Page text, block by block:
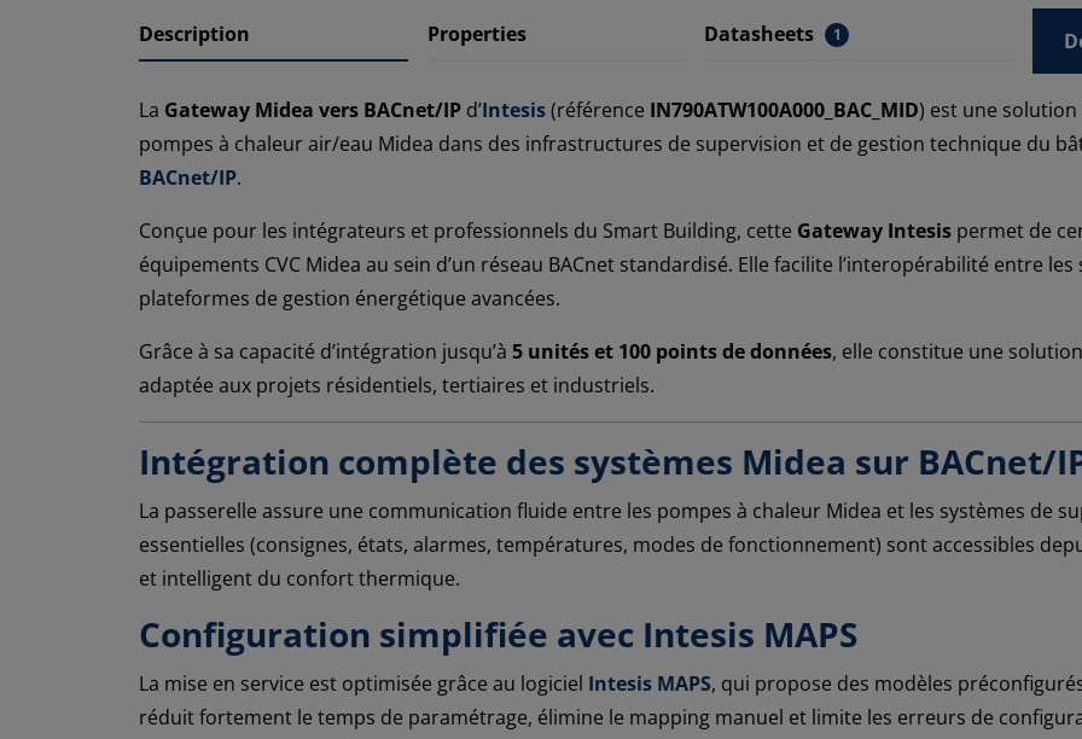
Description Properties Datasheets 1
La Gateway Midea vers BACnet/IP d’Intesis(référence IN790ATW100A000_BAC_MID) est une solution
pompes à chaleur air/eau Midea dans des infrastructures de supervision et de gestion technique du
BACnet/IP.
Conçue pour les intégrateurs et professionnels du Smart Building, cette Gateway Intesis permet de
équipements CVC Midea au sein d’un réseau BACnet standardisé. Elle facilite l’interopérabilité entre
plateformes de gestion énergétique avancées.
Grâce à sa capacité d’intégration jusqu’à 5 unités et 100 points de données, elle constitue une
adaptée aux projets résidentiels, tertiaires et industriels.
Intégration complète des systèmes Midea sur BACnet/
La passerelle assure une communication fluide entre les pompes à chaleur Midea et les systèmes de
essentielles (consignes, états, alarmes, températures, modes de fonctionnement) sont accessibles
et intelligent du confort thermique.
Configuration simplifiée avec Intesis MAPS
La mise en service est optimisée grâce au logiciel Intesis MAPS, qui propose des modèles
réduit fortement le temps de paramétrage, élimine le mapping manuel et limite les erreurs de